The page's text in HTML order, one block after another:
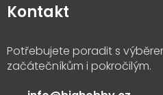
Kontakt